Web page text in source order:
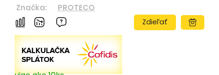
Značka:
PROTECO
Zdieľať